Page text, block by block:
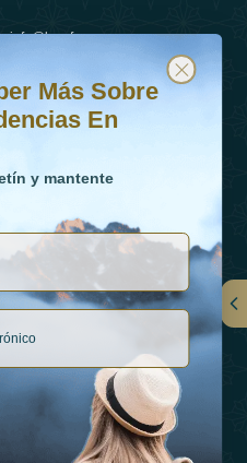
:info@luxafar.com
+442034682356
+971552944761
las últimas tendencias en
y mantente actualizado
Más Sobre
En
y mantente